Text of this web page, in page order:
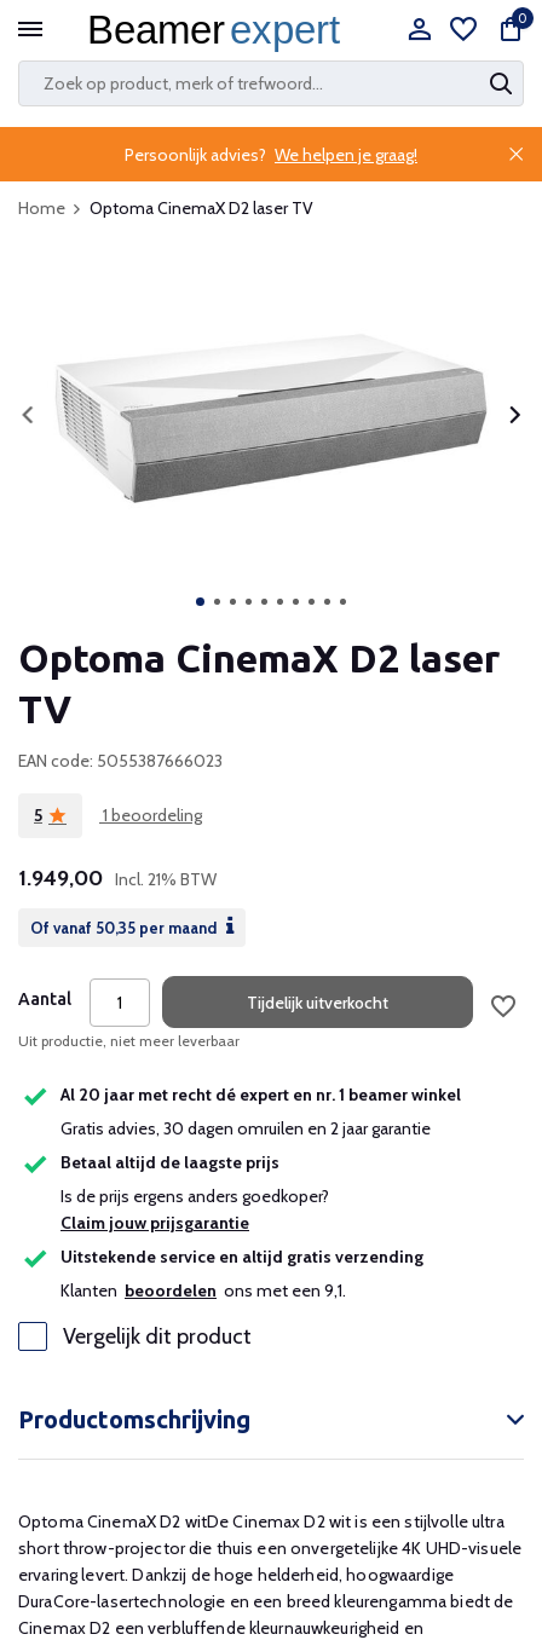
0
Persoonlijk advies? We helpen je graag!
Home Optoma CinemaX D2 laser TV
Optoma CinemaX D2 laser
TV
EAN code: 5055387666023
5 1 beoordeling
1.949,00 Incl. 21% BTW
Of vanaf 50,35 per maand
Aantal Tijdelijk uitverkocht
Uit productie, niet meer leverbaar
Al 20 jaar met recht dé expert en nr. 1 beamer winkel
Gratis advies, 30 dagen omruilen en 2 jaar garantie
Betaal altijd de laagste prijs
Is de prijs ergens anders goedkoper?
Claim jouw prijsgarantie
Uitstekende service en altijd gratis verzending
Klanten beoordelen ons met een 9,1.
Vergelijk dit product
Productomschrijving
Optoma CinemaX D2 witDe Cinemax D2 wit is een stijlvolle ultra
short throw-projector die thuis een onvergetelijke 4K UHD-visuele
ervaring levert. Dankzij de hoge helderheid, hoogwaardige
DuraCore-lasertechnologie en een breed kleurengamma biedt de
Cinemax D2 een verbluffende kleurnauwkeurigheid en